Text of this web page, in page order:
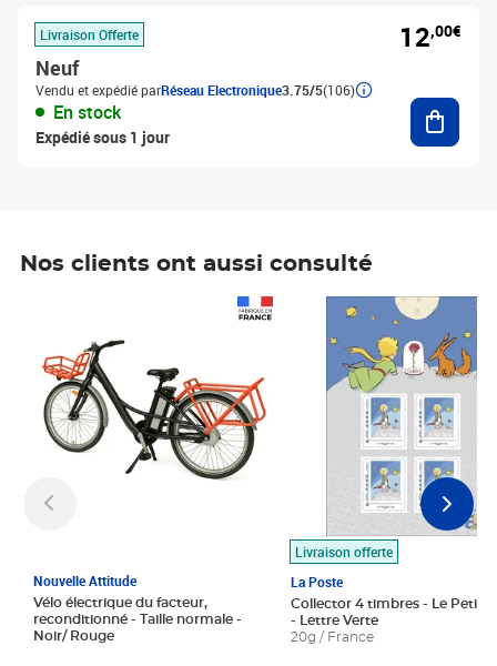
Livraison Offerte
Neuf
Vendu et expédié parRéseau Electronique3.75/5(106)
En stock
Expédié sous 1 jour
12,00€
Nos clients ont aussi consulté
Nouvelle Attitude
Vélo électrique du facteur,
reconditionné - Taille normale -
Noir/ Rouge
Livraison offerte
La Poste
Collector 4 timbres - Le Petit
- Lettre Verte
20g / France
Prix 7,50€